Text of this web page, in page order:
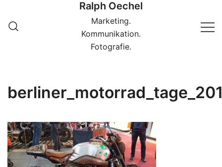
zum
Inhalt
Ralph Oechel
Marketing.
Kommunikation.
Fotografie.